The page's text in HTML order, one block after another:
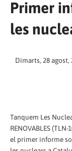
Primer
les
Dimarts, 28 agost,
Tanquem Les
RENOVABLES (TLN-
el primer informe